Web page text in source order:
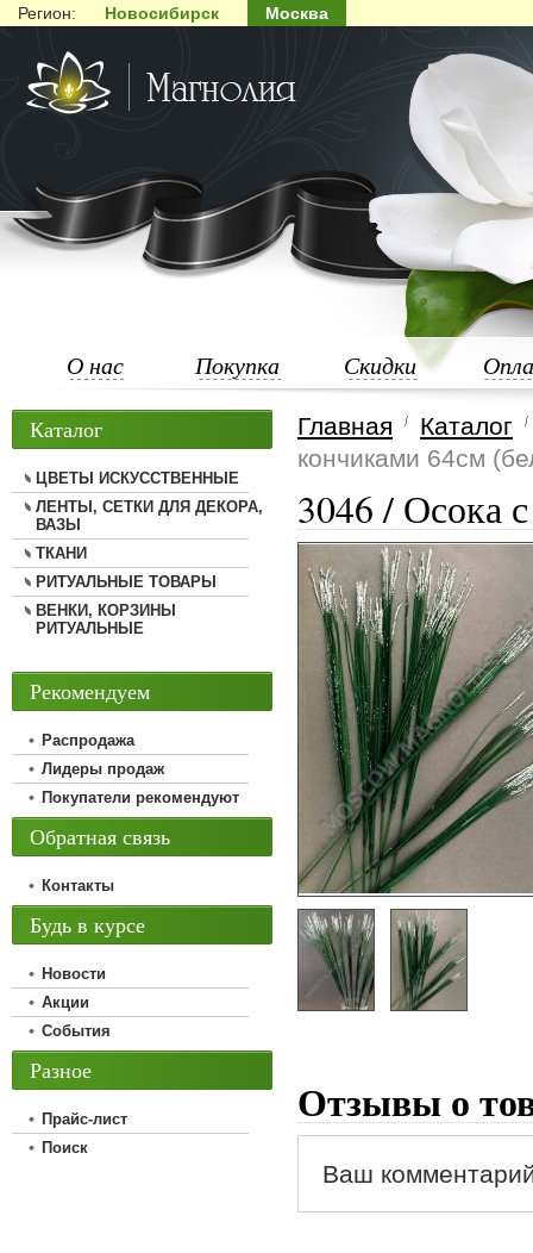
Регион: Новосибирск Москва
О нас Покупка Скидки
Главная
Каталог
кончиками 64см
3046 / Осока
Отзывы о
Ваш
Каталог
ЦВЕТЫ ИСКУССТВЕННЫЕ
ЛЕНТЫ, СЕТКИ ДЛЯ ДЕКОРА,
ВАЗЫ
ТКАНИ
РИТУАЛЬНЫЕ ТОВАРЫ
ВЕНКИ, КОРЗИНЫ
РИТУАЛЬНЫЕ
Рекомендуем
Распродажа
Лидеры продаж
Покупатели рекомендуют
Обратная связь
Контакты
Будь в курсе
Новости
Акции
События
Разное
Прайс-лист
Поиск